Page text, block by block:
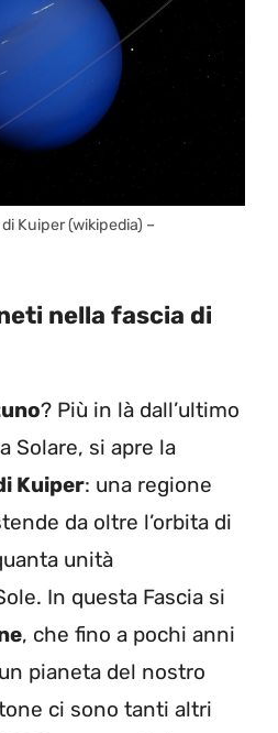
Kuiper (wikipedia) –
nella fascia di
? Più in là dall’ultimo
Solare, si apre la
Kuiper: una regione
da oltre l’orbita di
unità
In questa Fascia si
, che fino a pochi anni
pianeta del nostro
ci sono tanti altri